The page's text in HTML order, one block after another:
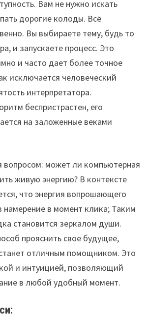
Вам не нужно искать
дорогие колоды. Всё
Вы выбираете тему, будь то
и запускаете процесс. Это
и часто дает более точное
исключается человеческий
интерпретатора.
беспристрастен, его
на заложенные веками
вопросом: может ли компьютерная
живую энергию? В контексте
что энергия вопрошающего
намерение в момент клика; Таким
становится зеркалом души.
прояснить свое будущее,
отличным помощником. Это
и интуицией, позволяющий
в любой удобный момент.